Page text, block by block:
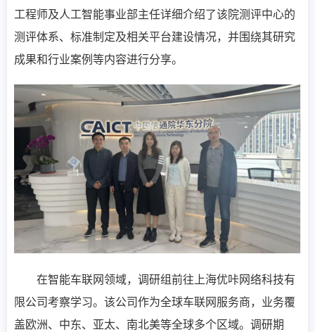
工程师及人工智能事业部主任详细介绍了该院测评中心的
测评体系、标准制定及相关平台建设情况，并围绕其研究
成果和行业案例等内容进行分享。
在智能车联网领域，调研组前往上海优咔网络科技有
限公司考察学习。该公司作为全球车联网服务商，业务覆
盖欧洲、中东、亚太、南北美等全球多个区域。调研期